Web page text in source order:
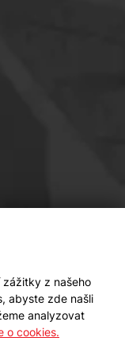
nás
zážitky z našeho
abyste zde našli
analyzovat
o cookies.